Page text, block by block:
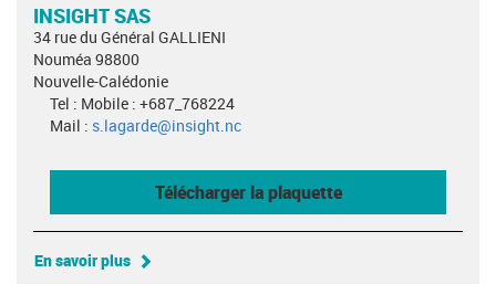
INSIGHT SAS
34 rue du Général GALLIENI
Nouméa 98800
Nouvelle-Calédonie
Tel : Mobile : +687_768224
Mail : s.lagarde@insight.nc
Télécharger la plaquette
En savoir plus